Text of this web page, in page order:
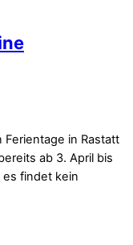
in Rastatt
ab 3. April bis
es findet kein